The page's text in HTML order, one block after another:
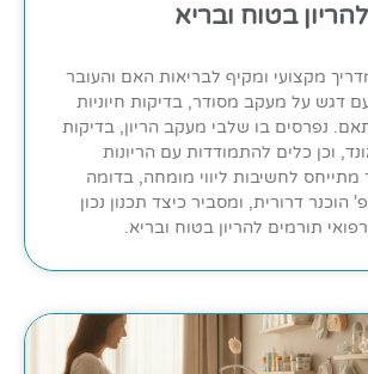
בטוח ובריא
מקצועי ומקיף לבריאות האם והעובר
דגש על מעקב מסודר, בדיקות חיוניות
נפרסים בו שלבי מעקב הריון, בדיקות
וכן כלים להתמודדות עם הריונות
מתייחס לחשיבות ליווי מומחה, בדומה
דרורית, ומסביר כיצד תכנון נכון
תורמים להריון בטוח ובריא.